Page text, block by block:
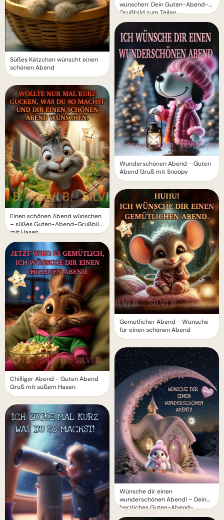
Süßes Kätzchen wünscht einen
schönen Abend
Einen schönen Abend wünschen
– süßes Guten-Abend-Grußbild
mit Hasen
Chilliger Abend - Guten Abend
Gruß mit süßem Hasen
wünschen: Dein Guten-Abend-
Grußbild zum Teilen
Wunderschönen Abend - Guten
Abend Gruß mit Snoopy
Gemütlicher Abend - Wünsche
für einen schönen Abend
Wünsche dir einen
wunderschönen Abend! – Dein
herzliches Guten-Abend-
Grußbild